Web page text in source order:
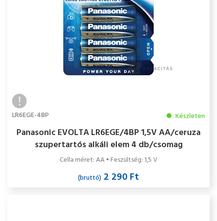
LR6EGE-4BP Készleten
Panasonic EVOLTA LR6EGE/4BP 1,5V AA/ceruza
szupertartós alkáli elem 4 db/csomag
Cella méret: AA • Feszültség: 1,5 V
(bruttó) 2 290 Ft